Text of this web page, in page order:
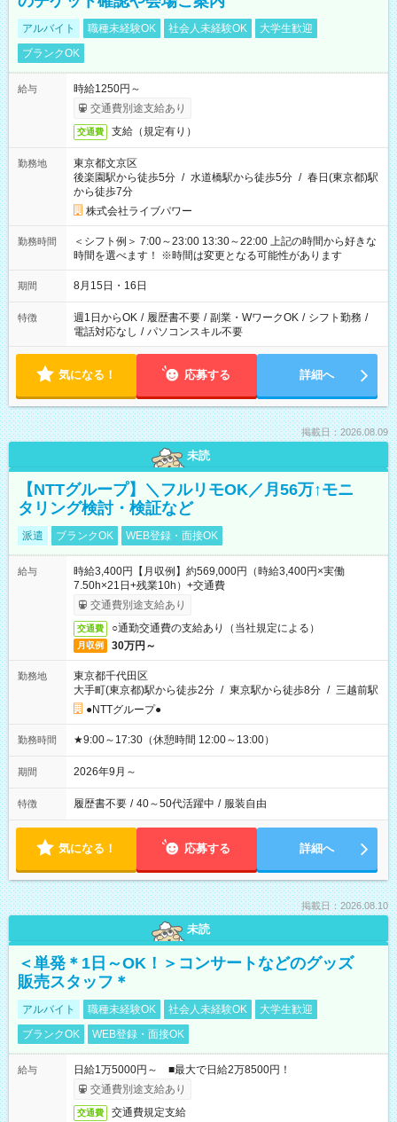
アルバイト 職種未経験OK 社会人未経験OK
大学生歓迎
ブランクOK
給与
時給1250円～
交通費別途支給あり
交通費 支給（規定有り）
勤務地
東京都文京区
後楽園駅から徒歩5分 / 水道橋駅から徒歩5分 / 春日(東京都)駅
から徒歩7分
株式会社ライブパワー
勤務時間
＜シフト例＞ 7:00～23:00 13:30～22:00 上記の時間から好きな
時間を選べます！ ※時間は変更となる可能性があります
期間 8月15日・16日
特徴 週1日からOK / 履歴書不要 / 副業・WワークOK / シフト勤務 /
電話対応なし / パソコンスキル不要
気になる！ 応募する 詳細へ
掲載日：2026.08.09
未読
【NTTグループ】＼フルリモOK／月56万↑モニ
タリング検討・検証など
派遣 ブランクOK WEB登録・面接OK
給与
時給3,400円【月収例】約569,000円（時給3,400円×実働
7.50h×21日+残業10h）+交通費
交通費別途支給あり
交通費 ○通勤交通費の支給あり（当社規定による）
月収例 30万円～
勤務地
東京都千代田区
大手町(東京都)駅から徒歩2分 / 東京駅から徒歩8分 / 三越前駅
●NTTグループ●
勤務時間 ★9:00～17:30（休憩時間 12:00～13:00）
期間 2026年9月～
特徴 履歴書不要 / 40～50代活躍中 / 服装自由
気になる！ 応募する 詳細へ
掲載日：2026.08.10
未読
＜単発＊1日～OK！＞コンサートなどのグッズ
販売スタッフ＊
アルバイト 職種未経験OK 社会人未経験OK
大学生歓迎
ブランクOK
WEB登録・面接OK
給与
日給1万5000円～ ■最大で日給2万8500円！
交通費別途支給あり
交通費 交通費規定支給